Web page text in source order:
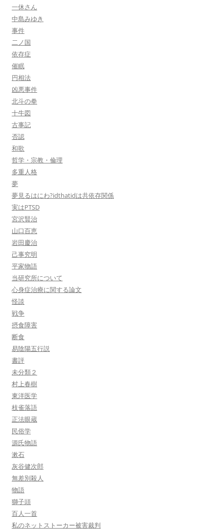
一休さん
中島みゆき
事件
二ノ国
依存症
催眠
円相法
凶悪事件
北斗の拳
十牛図
古事記
否認
和歌
哲学・宗教・倫理
多重人格
夢
夢見るはにわ?idthatidは共依存関係
実はPTSD
宮沢賢治
山口百恵
岩田慶治
己事究明
平家物語
当研究所について
心身症治療に関する論文
怪談
戦争
摂食障害
断食
易陰陽五行説
書評
未分類２
村上春樹
東洋医学
枝雀落語
正法眼蔵
民俗学
源氏物語
漱石
灰谷健次郎
無差別殺人
物語
獅子頭
百人一首
私のネットストーカー被害裁判